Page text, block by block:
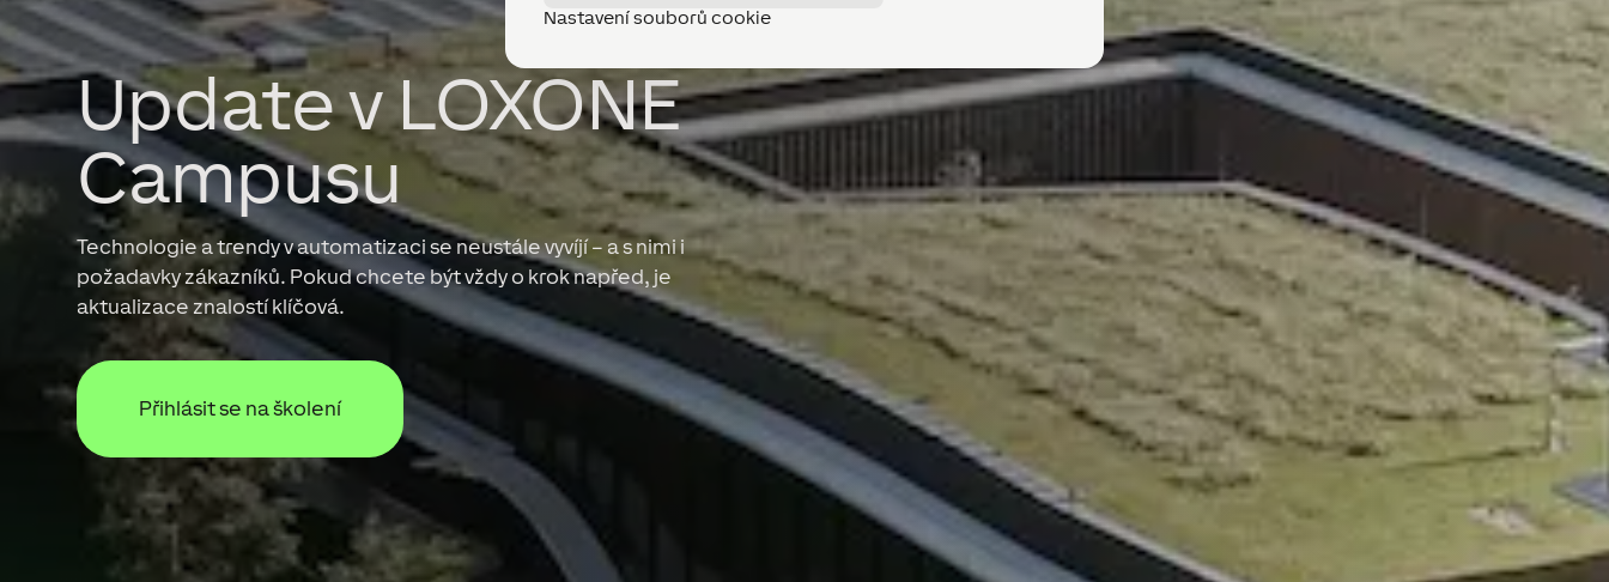
Nastavení souborů cookie
Update v LOXONE
Campusu
Technologie a trendy v automatizaci se neustále vyvíjí – a s nimi i
požadavky zákazníků. Pokud chcete být vždy o krok napřed, je
aktualizace znalostí klíčová.
Přihlásit se na školení